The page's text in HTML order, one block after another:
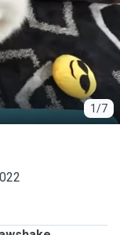
1/7